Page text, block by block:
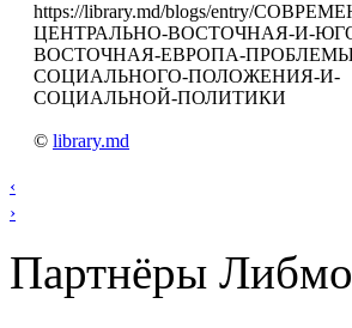
https://library.md/blogs/entry/
ЦЕНТРАЛЬНО-ВОСТОЧНАЯ-И-
ВОСТОЧНАЯ-ЕВРОПА-
СОЦИАЛЬНОГО-ПОЛОЖЕНИЯ-И-
СОЦИАЛЬНОЙ-ПОЛИТИКИ
© library.md
‹
›
Партнёры